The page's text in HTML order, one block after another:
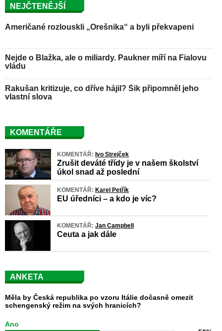
NEJČTENĚJŠÍ
Američané rozlouskli „Orešnika“ a byli překvapeni
Nejde o Blažka, ale o miliardy. Paukner míří na Fialovu
vládu
Rakušan kritizuje, co dříve hájil? Šik připomněl jeho
vlastní slova
KOMENTÁŘE
KOMENTÁŘ: Ivo Strejček
Zrušit deváté třídy je v našem školství
úkol snad až poslední
KOMENTÁŘ: Karel Petřík
EU úředníci – a kdo je víc?
KOMENTÁŘ: Jan Campbell
Ceuta a jak dále
ANKETA
Měla by Česká republika po vzoru Itálie dočasně omezit
schengenský režim na svých hranicích?
Ano